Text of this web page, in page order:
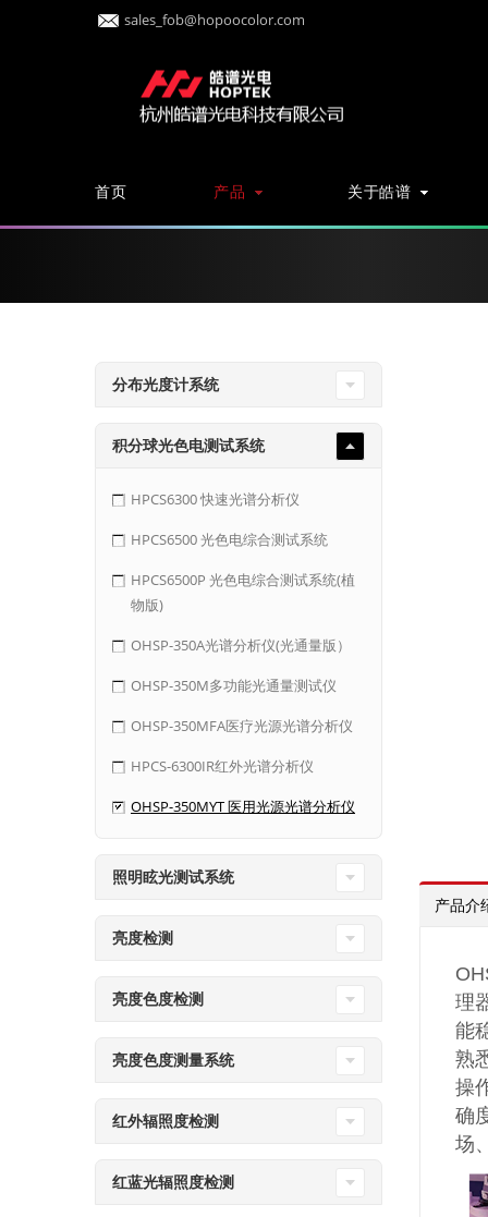
sales_fob@hopoocolor.com
首页 产品 关于皓谱
分布光度计系统
积分球光色电测试系统
HPCS6300 快速光谱分析仪
HPCS6500 光色电综合测试系统
HPCS6500P 光色电综合测试系统(植
物版)
OHSP-350A光谱分析仪(光通量版）
OHSP-350M多功能光通量测试仪
OHSP-350MFA医疗光源光谱分析仪
HPCS-6300IR红外光谱分析仪
OHSP-350MYT 医用光源光谱分析仪
照明眩光测试系统
亮度检测
亮度色度检测
亮度色度测量系统
红外辐照度检测
红蓝光辐照度检测
产品介
理
能
熟
操
确
场